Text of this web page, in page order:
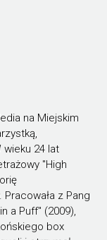
na Miejskim
wieku 24 lat
"High
z Pang
a Puff" (2009),
box